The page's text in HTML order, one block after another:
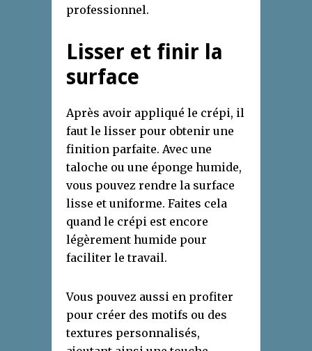
professionnel.
Lisser et finir la
surface
Après avoir appliqué le crépi, il
faut le lisser pour obtenir une
finition parfaite. Avec une
taloche ou une éponge humide,
vous pouvez rendre la surface
lisse et uniforme. Faites cela
quand le crépi est encore
légèrement humide pour
faciliter le travail.
Vous pouvez aussi en profiter
pour créer des motifs ou des
textures personnalisés,